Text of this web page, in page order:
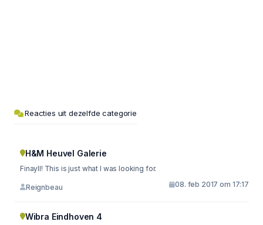
Reacties uit dezelfde categorie
H&M Heuvel Galerie
Finayll! This is just what I was looking for.
Reignbeau 08. feb 2017 om 17:17
Wibra Eindhoven 4